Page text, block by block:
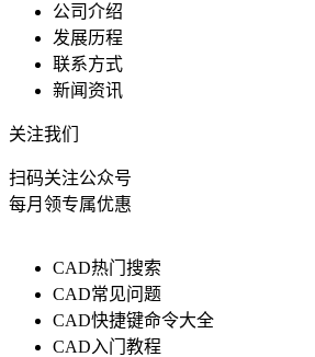
公司介绍
发展历程
联系方式
新闻资讯
关注我们
扫码关注公众号
每月领专属优惠
CAD热门搜索
CAD常见问题
CAD快捷键命令大全
CAD入门教程